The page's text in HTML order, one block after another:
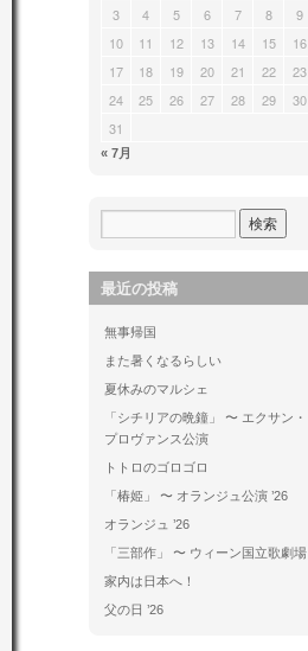
3
4 5 6 7 8
9
10
11 12 13 14 15
16
17
18 19 20 21 22
23
24
25 26 27 28 29
30
31
« 7月
最近の投稿
無事帰国
また暑くなるらしい
夏休みのマルシェ
「シチリアの晩鐘」 〜 エクサン・
プロヴァンス公演
トトロのゴロゴロ
「椿姫」 〜 オランジュ公演 ’26
オランジュ ’26
「三部作」 〜 ウィーン国立歌劇場
家内は日本へ！
父の日 ’26